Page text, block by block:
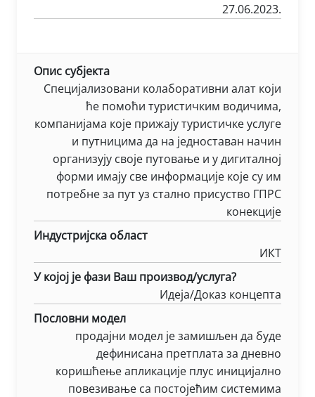
27.06.2023.
Опис субјекта
Специјализовани колаборативни алат који
ће помоћи туристичким водичима,
компанијама које прижају туристичке услуге
и путницима да на једноставан начин
организују своје путовање и у дигиталној
форми имају све информације које су им
потребне за пут уз стално присуство ГПРС
конекције
Индустријска област
ИКТ
У којој је фази Ваш производ/услуга?
Идеја/Доказ концепта
Пословни модел
продајни модел је замишљен да буде
дефинисана претплата за дневно
коришћење апликације плус иницијално
повезивање са постојећим системима